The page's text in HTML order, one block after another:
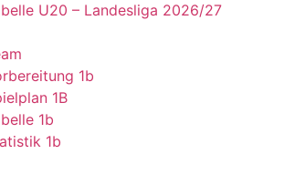
U20 – Landesliga 2026/27
1b
1B
1b
1b